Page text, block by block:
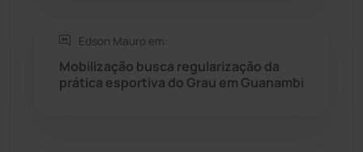
Seabra
Sebastião Laranjeiras (96)
Edson Mauro em:
Mobilização busca regularização da
prática esportiva do Grau em Guanambi